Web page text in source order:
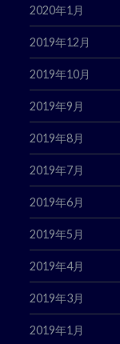
2020年1月
2019年12月
2019年10月
2019年9月
2019年8月
2019年7月
2019年6月
2019年5月
2019年4月
2019年3月
2019年1月